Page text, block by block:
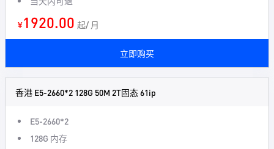
¥1920.00 起/ 月
立即购买
香港 E5-2660*2 128G 50M 2T固态 61ip
E5-2660*2
128G 内存